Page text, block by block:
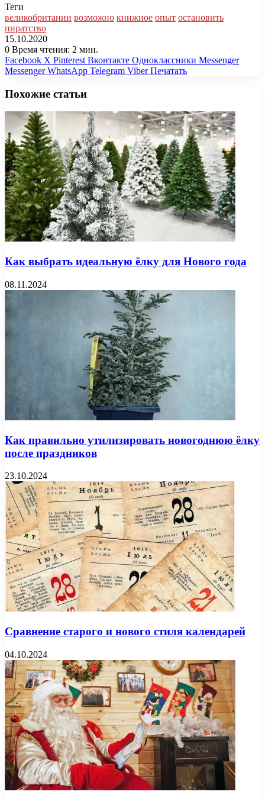
Теги
великобритании возможно книжное опыт остановить
пиратство
15.10.2020
0 Время чтения: 2 мин.
Facebook X Pinterest Вконтакте Одноклассники Messenger
Messenger WhatsApp Telegram Viber Печатать
Похожие статьи
Как выбрать идеальную ёлку для Нового года
08.11.2024
Как правильно утилизировать новогоднюю ёлку
после праздников
23.10.2024
Сравнение старого и нового стиля календарей
04.10.2024